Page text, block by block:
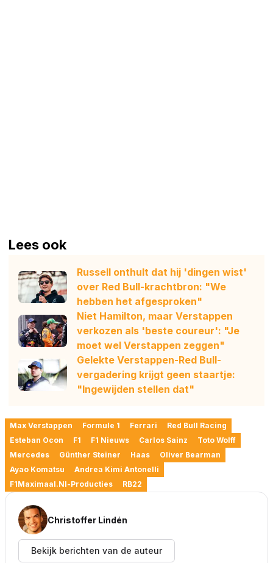
Lees ook
Russell onthult dat hij 'dingen wist'
over Red Bull-krachtbron: "We
hebben het afgesproken"
Niet Hamilton, maar Verstappen
verkozen als 'beste coureur': "Je
moet wel Verstappen zeggen"
Gelekte Verstappen-Red Bull-
vergadering krijgt geen staartje:
"Ingewijden stellen dat"
Max Verstappen Formule 1 Ferrari
Red Bull Racing
Esteban Ocon
F1 F1 Nieuws Carlos Sainz
Toto Wolff
Mercedes
Günther Steiner Haas
Oliver Bearman
Ayao Komatsu
Andrea Kimi Antonelli
F1Maximaal.nl-Producties
RB22
Christoffer Lindén
Bekijk berichten van de auteur